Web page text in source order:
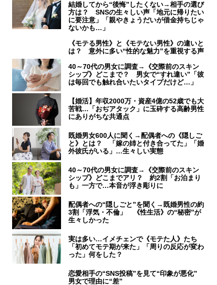
結婚してから“後悔”したくない→相手の選び
方は？ SNSの生々しい声「地元に帰りたい
に要注意」「親やきょうだいが借金持ちじゃ
ないかも…」
《モテる男性》と《モテない男性》の違いと
は？ 意外に多い“性的な魅力”を重視する声
40～70代の男女に調査→《交際前のスキン
シップ》どこまで？ 男女で“すれ違い”「彼
は毎回でも触れ合いたいタイプだけど…」
【婚活】年収2000万・資産4億の52歳でも大
苦戦…「おぢアタック」に玉砕する高齢男性
にありがちな共通点
既婚男女600人に聞く→配偶者への《隠しご
と》とは？ 「嫁の姉と付き合ってた」「婚
外彼氏がいる」…生々しい実態
40～70代の男女に調査→《交際前のスキン
シップ》どこまでアリ？ 約2割「お泊まり
も」一方で…本音が浮き彫りに
配偶者への“隠しごと”を聞く→既婚男性の約
3割「浮気・不倫」 《性生活》の“秘密”が
生々しかった
実は多い…イメチェンで《モテた人》たち
「初めてモテ期が来た」「周りの反応が変わ
った」何をした？
恋愛相手の“SNS投稿”を見て“印象が悪化”
男女で理由に“差”